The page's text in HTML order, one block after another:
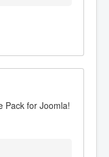
Pack for Joomla!